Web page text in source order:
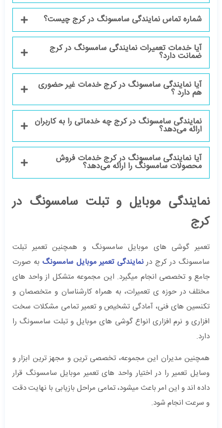
شماره تماس نمایندگی سامسونگ در کرج چیست؟
آیا خدمات تعمیرات نمایندگی سامسونگ در کرج
ضمانت دارد؟
آیا نمایندگی سامسونگ در کرج خدمات غیر حضوری
هم دارد ؟
نمایندگی سامسونگ در کرج چه خدماتی را به کاربران
ارائه می‌دهد؟
آیا نمایندگی سامسونگ در کرج خدمات فروش
محصولات سامسونگ را ارائه می‌دهد؟
نمایندگی موبایل و تبلت سامسونگ در
کرج
تعمیر گوشی های موبایل سامسونگ و همچنین تعمیر تبلت
سامسونگ در کرج درنمایندگی تعمیر موبایل سامسونگ به صورت
جامع و تخصصی انجام میگیرد. این مجموعه متشکل از واحد های
مختلف در حوزه ی تعمیرات، به همراه کارشناسان و متخصصان و
تکنسین های فنی، آمادگی تشخیص و تعمیر تمامی مشکلات سخت
افزاری و نرم افزاری انواع گوشی های موبایل و تبلت سامسونگ را
دارد.
همچنین مدیران این مجموعه، تخصصی ترین و مجهز ترین ابزار و
وسایل تعمیر را در اختیار واحد های تعمیر موبایل سامسونگ قرار
داده اند و این امر باعث میشود، تمامی مراحل بازیابی با نهایت دقت
و سرعت انجام شود.